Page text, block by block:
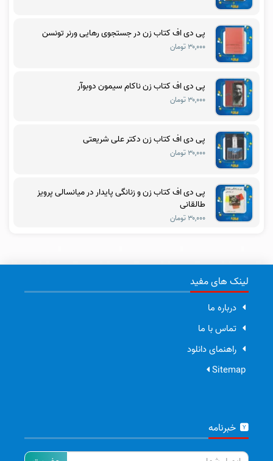
پی دی اف کتاب زن در جستجوی رهایی ورنر تونسن
۳۰,۰۰۰ تومان
پی دی اف کتاب زن ناکام سیمون دوبوآر
۳۰,۰۰۰ تومان
پی دی اف کتاب زن دکتر علی شریعتی
۳۰,۰۰۰ تومان
پی دی اف کتاب زن و زنانگی پایدار در میانسالی پرویز
طالقانی
۳۰,۰۰۰ تومان
لینک های مفید
درباره ما
تماس با ما
راهنمای دانلود
Sitemap
خبرنامه
ایمیل